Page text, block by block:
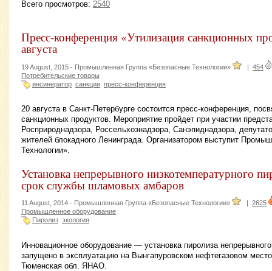
Всего просмотров: 2540
Пресс-конференция «Утилизация санкционных
августа
19 August, 2015 - Промышленная Группа «Безопасные Технологии» | 454
Потребительские товары
инсинератор санкции пресс-конференция
20 августа в Санкт-Петербурге состоится пресс-конференция,
санкционных продуктов. Мероприятие пройдет при участии
Росприроднадзора, Россельхознадзора, Санэпиднадзора,
жителей блокадного Ленинграда. Организатором выступит
Технологии».
Установка непрерывного низкотемпературного
срок службы шламовых амбаров
11 August, 2014 - Промышленная Группа «Безопасные Технологии»
2625
Промышленное оборудование
Пиролиз экология
Инновационное оборудование — установка пиролиза
запущено в эксплуатацию на Вынгапуровском нефтегазовом
Тюменская обл. ЯНАО.